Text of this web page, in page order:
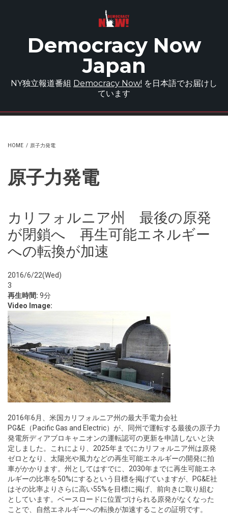
Democracy Now
Japan
NY独立報道番組 Democracy Now! を日本語でお届けし
ています
HOME / 原子力発電
原子力発電
カリフォルニア州 最後の原発
が閉鎖へ 再生可能エネルギー
への転換が加速
2016/6/22(Wed)
3
再生時間: 9分
Video Image:
2016年6月、米国カリフォルニア州の最大手電力会社
PG&E（Pacific Gas and Electric）が、同州で運転する最後の原子力
発電所ディアブロキャニオンの運転認可の更新を申請しないと決
定しました。これにより、2025年までにカリフォルニア州は原発
ゼロとなり、太陽光や風力などの再生可能エネルギーの開発に拍
車がかかります。州としてはすでに、2030年までに再生可能エネ
ルギーの比率を50%にするという目標を掲げていますが、PG&E社
はその比率よりさらに高い55%を目標に掲げ、前向きに取り組む
としています。ベースロードに位置づけられる原発がなくなった
ことで、自然エネルギーへの転換が加速することの証明です。